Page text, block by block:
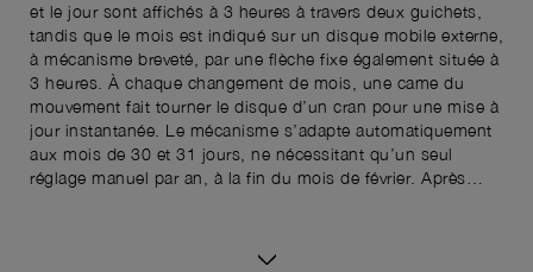
et le jour sont affichés à 3 heures à travers deux guichets,
tandis que le mois est indiqué sur un disque mobile externe,
à mécanisme breveté, par une flèche fixe également située à
3 heures. À chaque changement de mois, une came du
mouvement fait tourner le disque d’un cran pour une mise à
jour instantanée. Le mécanisme s’adapte automatiquement
aux mois de 30 et 31 jours, ne nécessitant qu’un seul
réglage manuel par an, à la fin du mois de février. Après